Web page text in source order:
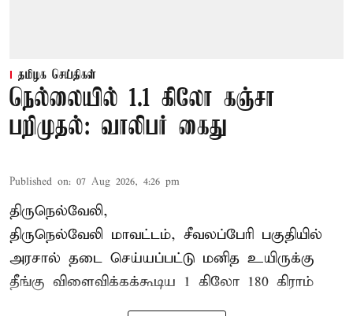
தமிழக செய்திகள்
நெல்லையில் 1.1 கிலோ கஞ்சா
பறிமுதல்: வாலிபர் கைது
Published on: 07 Aug 2026, 4:26 pm
திருநெல்வேலி,
திருநெல்வேலி மாவட்டம், சீவலப்பேரி பகுதியில்
அரசால் தடை செய்யப்பட்டு மனித உயிருக்கு
தீங்கு விளைவிக்கக்கூடிய 1 கிலோ 180 கிராம்